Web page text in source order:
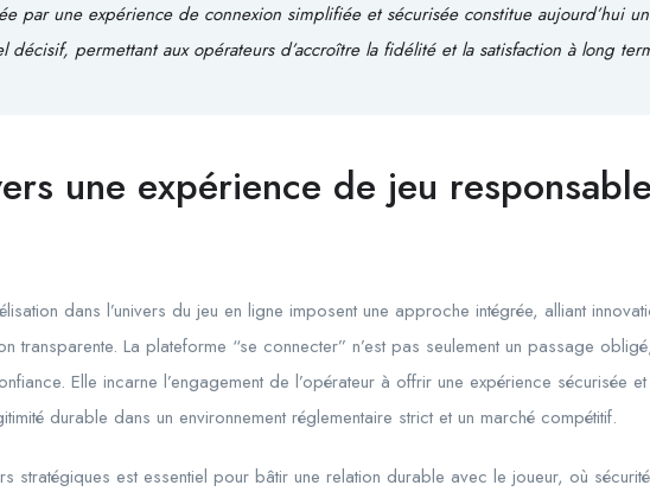
par une expérience de connexion simplifiée et sécurisée constitue aujourd’hui un
décisif, permettant aux opérateurs d’accroître la fidélité et la satisfaction à long
une expérience de jeu
dans l’univers du jeu en ligne imposent une approche intégrée, alliant
transparente. La plateforme “se connecter” n’est pas seulement un passage
Elle incarne l’engagement de l’opérateur à offrir une expérience sécurisée
durable dans un environnement réglementaire strict et un marché compétitif.
stratégiques est essentiel pour bâtir une relation durable avec le joueur, où